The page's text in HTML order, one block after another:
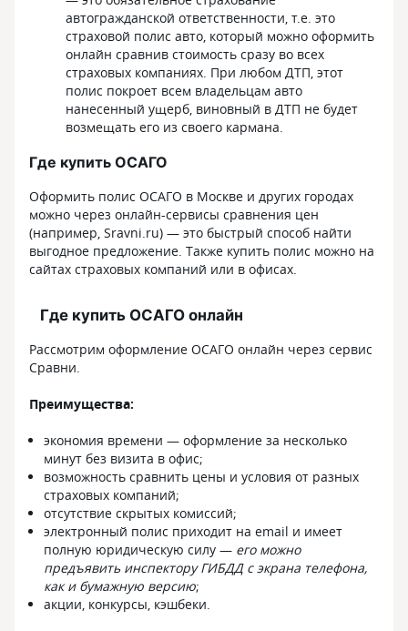
автогражданской ответственности, т.е. это
страховой полис авто, который можно оформить
онлайн сравнив стоимость сразу во всех
страховых компаниях. При любом ДТП, этот
полис покроет всем владельцам авто
нанесенный ущерб, виновный в ДТП не будет
возмещать его из своего кармана.
Где купить ОСАГО
Оформить полис ОСАГО в Москве и других городах
можно через онлайн-сервисы сравнения цен
(например, Sravni.ru) — это быстрый способ найти
выгодное предложение. Также купить полис можно на
сайтах страховых компаний или в офисах.
Где купить ОСАГО онлайн
Рассмотрим оформление ОСАГО онлайн через сервис
Сравни.
Преимущества:
экономия времени — оформление за несколько
минут без визита в офис;
возможность сравнить цены и условия от разных
страховых компаний;
отсутствие скрытых комиссий;
электронный полис приходит на email и имеет
полную юридическую силу — его можно
предъявить инспектору ГИБДД с экрана телефона,
как и бумажную версию;
акции, конкурсы, кэшбеки.